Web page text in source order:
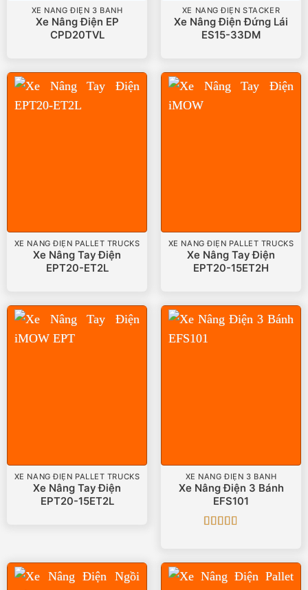
XE NÂNG ĐIỆN 3 BÁNH
Xe Nâng Điện EP
CPD20TVL
XE NÂNG ĐIỆN STACKER
Xe Nâng Điện Đứng Lái
ES15-33DM
XE NÂNG ĐIỆN PALLET TRUCKS
Xe Nâng Tay Điện
EPT20-ET2L
XE NÂNG ĐIỆN PALLET TRUCKS
Xe Nâng Tay Điện
EPT20-15ET2H
XE NÂNG ĐIỆN PALLET TRUCKS
Xe Nâng Tay Điện
EPT20-15ET2L
XE NÂNG ĐIỆN 3 BÁNH
Xe Nâng Điện 3 Bánh
EFS101
5 sao